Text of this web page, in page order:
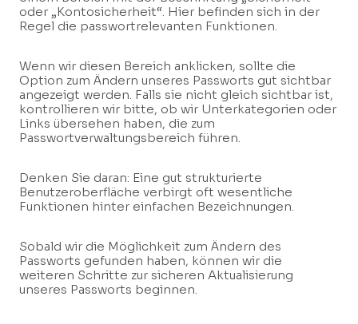
oder „Kontosicherheit“. Hier befinden sich in der
Regel die passwortrelevanten Funktionen.
Wenn wir diesen Bereich anklicken, sollte die
Option zum Ändern unseres Passworts gut sichtbar
angezeigt werden. Falls sie nicht gleich sichtbar ist,
kontrollieren wir bitte, ob wir Unterkategorien oder
Links übersehen haben, die zum
Passwortverwaltungsbereich führen.
Denken Sie daran: Eine gut strukturierte
Benutzeroberfläche verbirgt oft wesentliche
Funktionen hinter einfachen Bezeichnungen.
Sobald wir die Möglichkeit zum Ändern des
Passworts gefunden haben, können wir die
weiteren Schritte zur sicheren Aktualisierung
unseres Passworts beginnen.